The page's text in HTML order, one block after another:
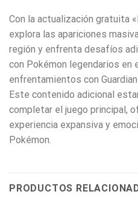
Con la actualización gratuita
explora las apariciones
región y enfrenta desafíos
con Pokémon legendarios en
enfrentamientos con
Este contenido adicional
completar el juego principal,
experiencia expansiva y
Pokémon.
PRODUCTOS